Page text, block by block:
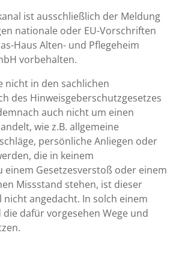
ist ausschließlich der Meldung
nationale oder EU-Vorschriften
Haus Alten- und Pflegeheim
vorbehalten.
nicht in den sachlichen
des Hinweisgeberschutzgesetzes
auch nicht um einen
wie z.B. allgemeine
persönliche Anliegen oder
die in keinem
einem Gesetzesverstoß oder einem
Missstand stehen, ist dieser
nicht angedacht. In solch einem
dafür vorgesehen Wege und